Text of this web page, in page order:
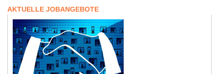
AKTUELLE JOBANGEBOTE